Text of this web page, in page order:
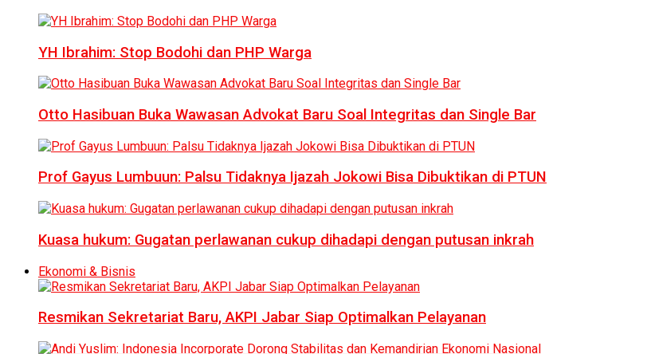
YH Ibrahim: Stop Bodohi dan PHP Warga
Otto Hasibuan Buka Wawasan Advokat Baru Soal Integritas dan Single Bar
Prof Gayus Lumbuun: Palsu Tidaknya Ijazah Jokowi Bisa Dibuktikan di PTUN
Kuasa hukum: Gugatan perlawanan cukup dihadapi dengan putusan inkrah
Ekonomi & Bisnis
Resmikan Sekretariat Baru, AKPI Jabar Siap Optimalkan Pelayanan